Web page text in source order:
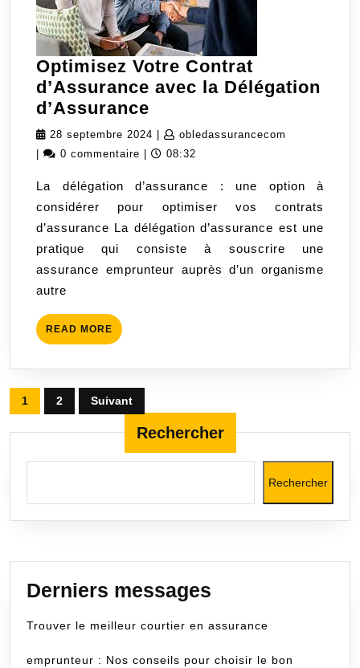
Optimisez Votre Contrat
d’Assurance avec la Délégation
d’Assurance
Votre
Contrat
avec
la
Délégation
d’Assurance
28 septembre 2024 28
septembre
obledassurancecom
0 commentaire 08:32
La délégation d’assurance : une option à
considérer pour optimiser vos contrats
d’assurance La délégation d’assurance est une
pratique qui consiste à souscrire une
assurance emprunteur auprès d’un organisme
autre
READ MORE READ
MORE
Pagination
des
1 2 Suivant
Rechercher
Rechercher
Derniers messages
Trouver le meilleur courtier en assurance
emprunteur : Nos conseils pour choisir le bon